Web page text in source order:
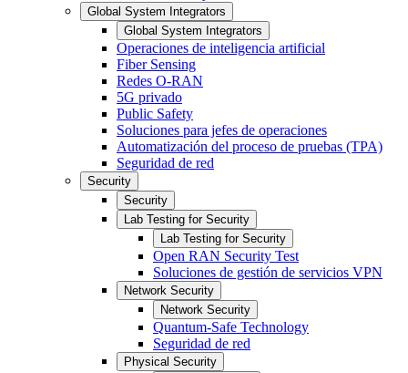
Global System Integrators
Global System Integrators
Operaciones de inteligencia artificial
Fiber Sensing
Redes O-RAN
5G privado
Public Safety
Soluciones para jefes de operaciones
Automatización del proceso de pruebas (TPA)
Seguridad de red
Security
Security
Lab Testing for Security
Lab Testing for Security
Open RAN Security Test
Soluciones de gestión de servicios VPN
Network Security
Network Security
Quantum-Safe Technology
Seguridad de red
Physical Security